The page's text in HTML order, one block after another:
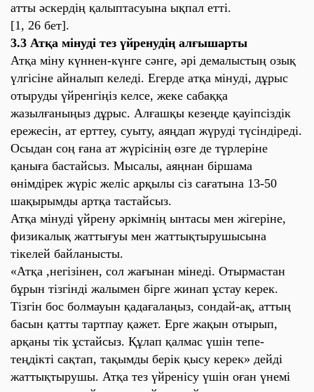
атты әскердің қалыптасуына ықпал етті.
[1, 26 бет].
3.3 Атқа мінуді тез үйренудің алғышарты
Атқа міну күннен-күнге сәнге, әрі демалыстың озық
үлгісіне айналып келеді. Егерде атқа мінуді, дұрыс
отыруды үйренгіңіз келсе, жеке сабаққа
жазылғаныңыз дұрыс. Алғашқы кезеңде қауіпсіздік
ережесін, ат ерттеу, суыту, аяңдап жүруді түсіндіреді.
Осыдан соң ғана ат жүрісінің өзге де түрлеріне
қаныға бастайсыз. Мысалы, аяңнан біршама
өнімдірек жүріс желіс арқылы сіз сағатына 13-50
шақырымды артқа тастайсыз.
Атқа мінуді үйрену әркімнің ынтасы мен жігеріне,
физикалық жаттығуы мен жаттықтырушысына
тікелей байланысты.
«Атқа ,негізінен, сол жағынан мінеді. Отырмастан
бұрын тізгінді жалымен бірге жинап ұстау керек.
Тізгін бос болмауын қадағалаңыз, сондай-ақ, аттың
басын қатты тартпау қажет. Ерге жақын отырып,
арқаны тік ұстайсыз. Құлап қалмас үшін тепе-
теңдікті сақтап, тақымды берік қысу керек» дейді
жаттықтырушы. Атқа тез үйренісу үшін оған үнемі